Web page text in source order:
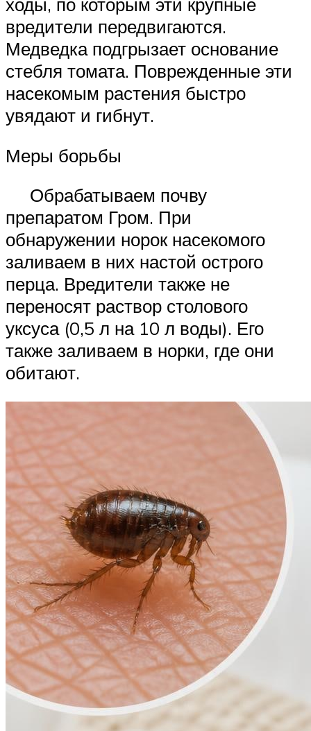
вредители передвигаются.
Медведка подгрызает основание
стебля томата. Поврежденные эти
насекомым растения быстро
увядают и гибнут.
Меры борьбы
Обрабатываем почву
препаратом Гром. При
обнаружении норок насекомого
заливаем в них настой острого
перца. Вредители также не
переносят раствор столового
уксуса (0,5 л на 10 л воды). Его
также заливаем в норки, где они
обитают.